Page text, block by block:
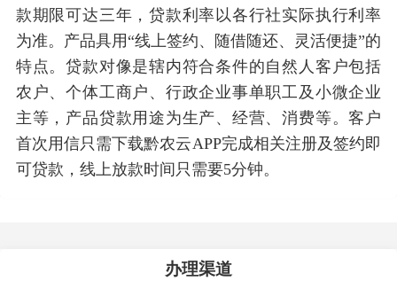
款期限可达三年，贷款利率以各行社实际执行利率
为准。产品具用“线上签约、随借随还、灵活便捷”的
特点。贷款对像是辖内符合条件的自然人客户包括
农户、个体工商户、行政企业事单职工及小微企业
主等，产品贷款用途为生产、经营、消费等。客户
首次用信只需下载黔农云APP完成相关注册及签约即
可贷款，线上放款时间只需要5分钟。
办理渠道